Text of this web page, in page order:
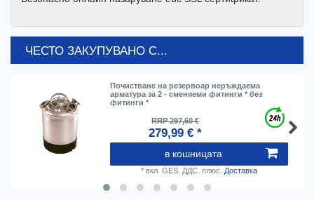
ЧЕСТО ЗАКУПУВАНО С...
Почистване на резервоар неръждаема
арматура за 2 - сменяеми фитинги * без
фитинги *
RRP 297,60 €
279,99 € *
в кошницата
* вкл. GES. ДДС. плюс. Доставка